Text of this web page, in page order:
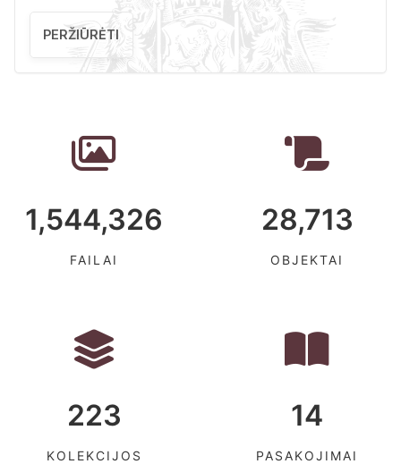
PERŽIŪRĖTI
1,544,326
FAILAI
28,713
OBJEKTAI
223
KOLEKCIJOS
14
PASAKOJIMAI